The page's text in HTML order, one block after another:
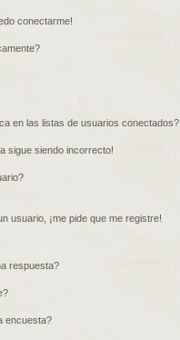
conectarme!
en las listas de usuarios conectados?
sigue siendo incorrecto!
usuario, ¡me pide que me registre!
respuesta?
encuesta?